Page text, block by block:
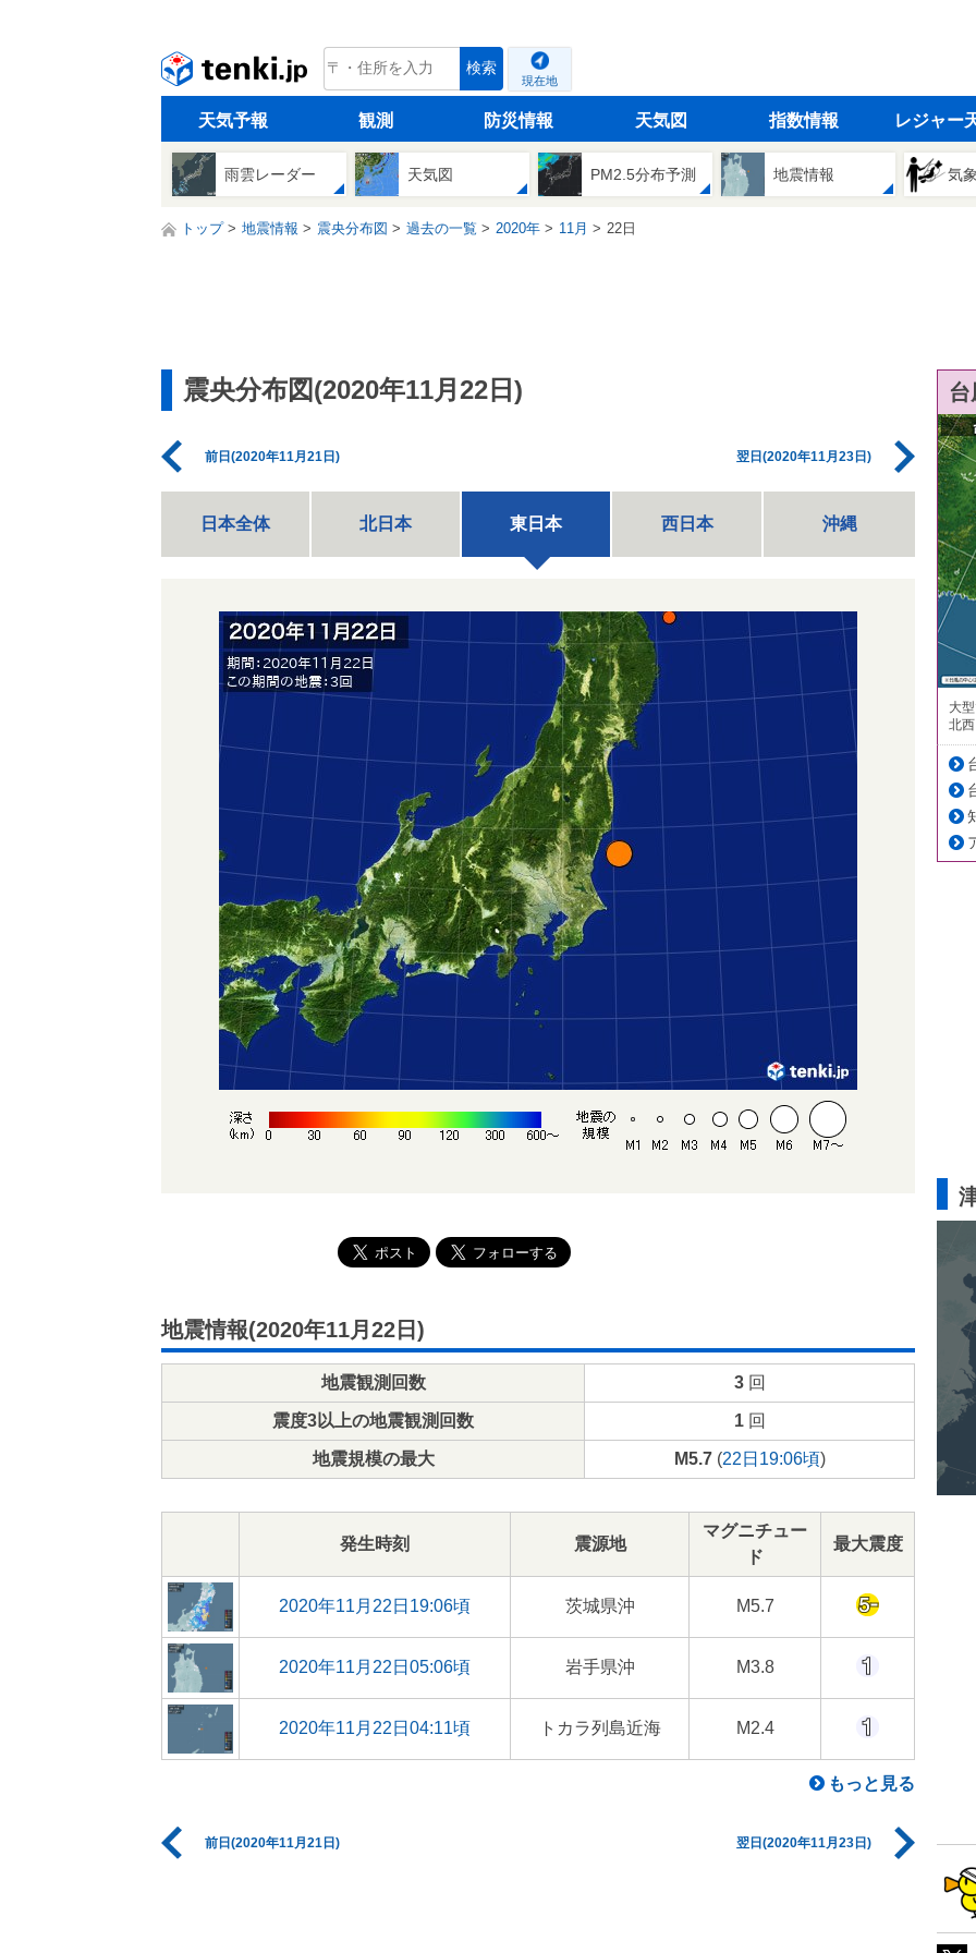
tenki.jp 検索
現在地
天気予報 観測 防災情報 天気図 指数情報 レジャー
雨雲レーダー 天気図 PM2.5分布予測 地震情報 気
トップ 地震情報 震央分布図 過去の一覧 2020年 11月 22日
震央分布図(2020年11月22日)
前日(2020年11月21日) 翌日(2020年11月23日)
日本全体 北日本 東日本 西日本 沖縄
地震情報(2020年11月22日)
地震観測回数 3回
震度3以上の地震観測回数 1回
地震規模の最大 M5.7(22日19:06頃)
発生時刻 震源地
マグニチュー
ド
最大震度
2020年11月22日19:06頃 茨城県沖 M5.7
2020年11月22日05:06頃 岩手県沖 M3.8
2020年11月22日04:11頃 トカラ列島近海 M2.4
もっと見る
前日(2020年11月21日) 翌日(2020年11月23日)
大
北